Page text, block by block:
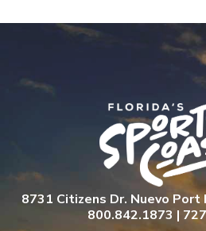
8731 Citizens Dr. Nuevo Port
800.842.1873 |